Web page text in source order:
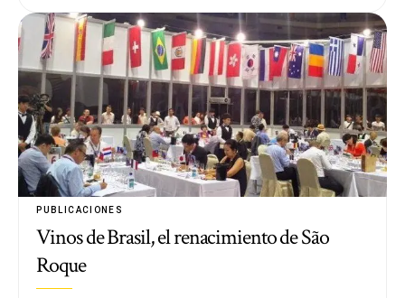
PUBLICACIONES
Vinos de Brasil, el renacimiento de São
Roque